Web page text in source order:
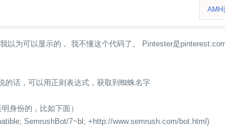
AMH
以为可以显示的， 我不懂这个代码了。 Pintester是
的话，可以用正则表达式，获取到蜘蛛名字
身份的，比如下面）
SemrushBot/7~bl; +http://www.semrush.com/bot.html)